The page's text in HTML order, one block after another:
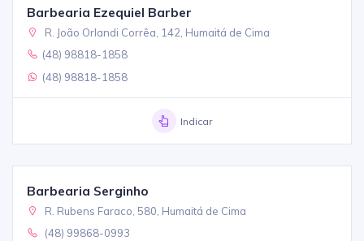
Barbearia Ezequiel Barber
R. João Orlandi Corrêa, 142, Humaitá de Cima
(48) 98818-1858
(48) 98818-1858
Indicar
Barbearia Serginho
R. Rubens Faraco, 580, Humaitá de Cima
(48) 99868-0993